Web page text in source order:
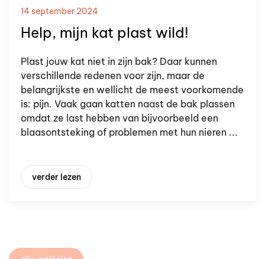
14 september 2024
Help, mijn kat plast wild!
Plast jouw kat niet in zijn bak? Daar kunnen
verschillende redenen voor zijn, maar de
belangrijkste en wellicht de meest voorkomende
is: pijn. Vaak gaan katten naast de bak plassen
omdat ze last hebben van bijvoorbeeld een
blaasontsteking of problemen met hun nieren ...
verder lezen